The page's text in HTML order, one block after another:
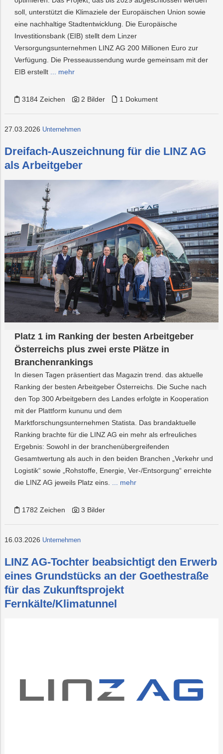
soll, unterstützt die Klimaziele der Europäischen Union sowie
eine nachhaltige Stadtentwicklung. Die Europäische
Investitionsbank (EIB) stellt dem Linzer
Versorgungsunternehmen LINZ AG 200 Millionen Euro zur
Verfügung. Die Presseaussendung wurde gemeinsam mit der
EIB erstellt
... mehr
3184 Zeichen 2 Bilder 1 Dokument
27.03.2026 Unternehmen
Dreifach-Auszeichnung für die LINZ AG
als Arbeitgeber
Platz 1 im Ranking der besten Arbeitgeber
Österreichs plus zwei erste Plätze in
Branchenrankings
In diesen Tagen präsentiert das Magazin trend. das aktuelle
Ranking der besten Arbeitgeber Österreichs. Die Suche nach
den Top 300 Arbeitgebern des Landes erfolgte in Kooperation
mit der Plattform kununu und dem
Marktforschungsunternehmen Statista. Das brandaktuelle
Ranking brachte für die LINZ AG ein mehr als erfreuliches
Ergebnis: Sowohl in der branchenübergreifenden
Gesamtwertung als auch in den beiden Branchen „Verkehr und
Logistik“ sowie „Rohstoffe, Energie, Ver-/Entsorgung“ erreichte
die LINZ AG jeweils Platz eins. ... mehr
1782 Zeichen 3 Bilder
16.03.2026 Unternehmen
LINZ AG-Tochter beabsichtigt den Erwerb
eines Grundstücks an der Goethestraße
für das Zukunftsprojekt
Fernkälte/Klimatunnel